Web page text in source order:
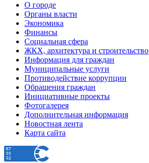
О городе
Органы власти
Экономика
Финансы
Социальная сфера
ЖКХ, архитектура и строительство
Информация для граждан
Муниципальные услуги
Противодействие коррупции
Обращения граждан
Инициативные проекты
Фотогалерея
Дополнительная информация
Новостная лента
Карта сайта